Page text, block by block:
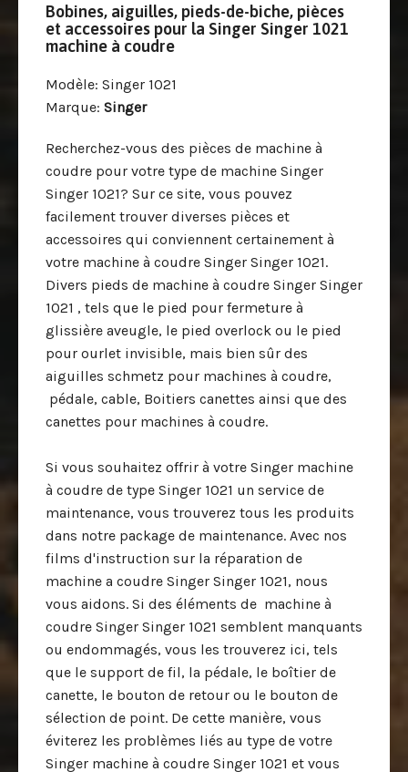
Bobines, aiguilles, pieds-de-biche, pièces
et accessoires pour la Singer Singer 1021
machine à coudre
Modèle: Singer 1021
Marque: Singer
Recherchez-vous des pièces de machine à
coudre pour votre type de machine Singer
Singer 1021? Sur ce site, vous pouvez
facilement trouver diverses pièces et
accessoires qui conviennent certainement à
votre machine à coudre Singer Singer 1021.
Divers pieds de machine à coudre Singer Singer
1021 , tels que le pied pour fermeture à
glissière aveugle, le pied overlock ou le pied
pour ourlet invisible, mais bien sûr des
aiguilles schmetz pour machines à coudre,
pédale, cable, Boitiers canettes ainsi que des
canettes pour machines à coudre.
Si vous souhaitez offrir à votre Singer machine
à coudre de type Singer 1021 un service de
maintenance, vous trouverez tous les produits
dans notre package de maintenance. Avec nos
films d'instruction sur la réparation de
machine a coudre Singer Singer 1021, nous
vous aidons. Si des éléments de machine à
coudre Singer Singer 1021 semblent manquants
ou endommagés, vous les trouverez ici, tels
que le support de fil, la pédale, le boîtier de
canette, le bouton de retour ou le bouton de
sélection de point. De cette manière, vous
éviterez les problèmes liés au type de votre
Singer machine à coudre Singer 1021 et vous